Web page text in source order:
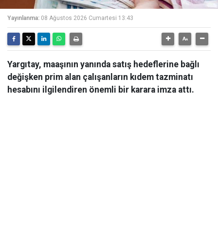
Yayınlanma: 08 Ağustos 2026 Cumartesi 13:43
Yargıtay, maaşının yanında satış hedeflerine bağlı
değişken prim alan çalışanların kıdem tazminatı
hesabını ilgilendiren önemli bir karara imza attı.